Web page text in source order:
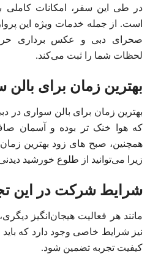
در طی این سفر، امکانات کاملی
است. از جمله خدمات ویژه این
صحرای دبی و عکس‌ برداری
لحظات شما را ثبت می‌کند.
بهترین زمان برای
بهترین زمان برای بالن سواری
که هوا خنک‌ تر بوده و آسمان
همچنین، صبح‌ های زود بهترین زمان
زیرا می‌توانید از طلوع خورشید
شرایط شرکت در این
مانند هر فعالیت هیجان‌انگیز
نیز شرایط خاصی وجود دارد که
کیفیت تجربه تضمین شود.